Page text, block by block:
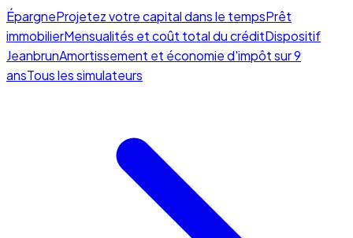
ÉpargneProjetez votre capital dans le tempsPrêt
immobilierMensualités et coût total du créditDispositif
JeanbrunAmortissement et économie d'impôt sur 9
ansTous les simulateurs